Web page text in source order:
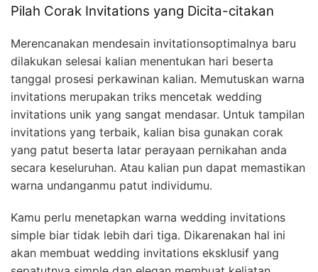
Pilah Corak Invitations yang Dicita-citakan
Merencanakan mendesain invitationsoptimalnya baru
dilakukan selesai kalian menentukan hari beserta
tanggal prosesi perkawinan kalian. Memutuskan warna
invitations merupakan triks mencetak wedding
invitations unik yang sangat mendasar. Untuk tampilan
invitations yang terbaik, kalian bisa gunakan corak
yang patut beserta latar perayaan pernikahan anda
secara keseluruhan. Atau kalian pun dapat memastikan
warna undanganmu patut individumu.
Kamu perlu menetapkan warna wedding invitations
simple biar tidak lebih dari tiga. Dikarenakan hal ini
akan membuat wedding invitations eksklusif yang